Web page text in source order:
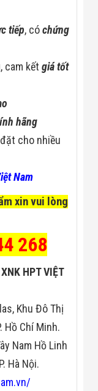
tiếp, cóchứng
cam kếtgiá tốt
hãng
cho nhiều
Nam
xin vui lòng
268
HPT VIỆT
Khu Đô Thị
Hồ Chí Minh.
Nam Hồ Linh
Hà Nội.